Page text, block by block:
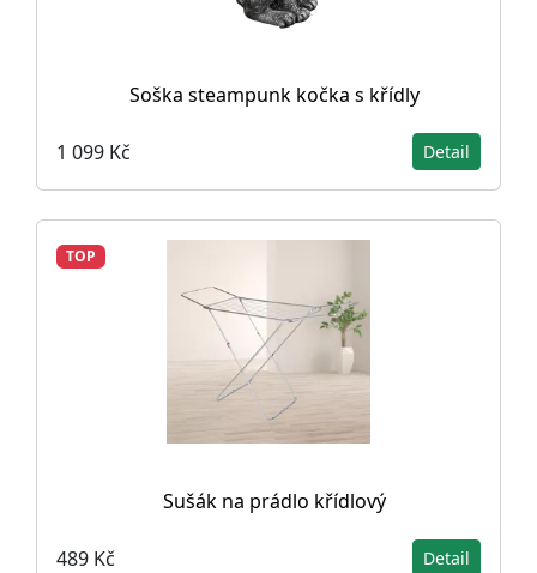
Soška steampunk kočka s křídly
1 099 Kč Detail
TOP
Sušák na prádlo křídlový
489 Kč Detail